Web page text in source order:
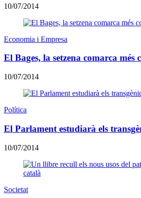
10/07/2014
Economia i Empresa
El Bages, la setzena comarca més
10/07/2014
Política
El Parlament estudiarà els
10/07/2014
Societat